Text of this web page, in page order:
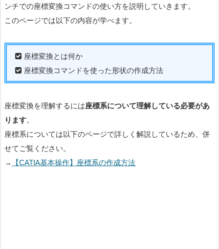
ンチでの座標変換コマンドの使い方を説明していきます。
このページでは以下の内容が学べます。
座標変換とは何か
座標変換コマンドを使った形状の作成方法
座標変換を理解するには座標系について理解している必要があ
ります。
座標系については以下のページで詳しく解説しているため、併
せてご覧ください。
→
【CATIA基本操作】座標系の作成方法